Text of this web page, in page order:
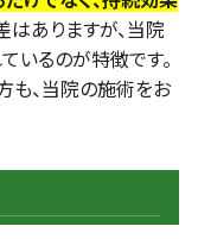
ありますが、当院
いるのが特徴です。
も、当院の施術をお